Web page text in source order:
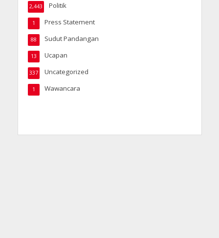
Politik
2,443
Press Statement
1
Sudut Pandangan
88
Ucapan
13
Uncategorized
337
Wawancara
1